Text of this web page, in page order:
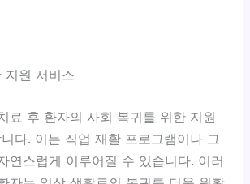
지원 서비스
료 후 환자의 사회 복귀를 위한 지원
다. 이는 직업 재활 프로그램이나 그
연스럽게 이루어질 수 있습니다. 이러